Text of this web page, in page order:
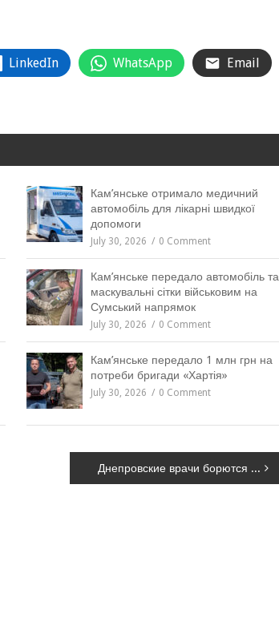
LinkedIn WhatsApp Email
Кам’янське отримало медичний
автомобіль для лікарні швидкої
допомоги
July 30, 2026 0 Comment
Кам’янське передало автомобіль та
маскувальні сітки військовим на
Сумський напрямок
July 30, 2026 0 Comment
Кам’янське передало 1 млн грн на
потреби бригади «Хартія»
July 30, 2026 0 Comment
Днепровские врачи борются за зрение двух бойцов АТО